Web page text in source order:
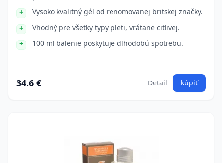
Vysoko kvalitný gél od renomovanej britskej značky.
Vhodný pre všetky typy pleti, vrátane citlivej.
100 ml balenie poskytuje dlhodobú spotrebu.
34.6 € Detail kúpiť